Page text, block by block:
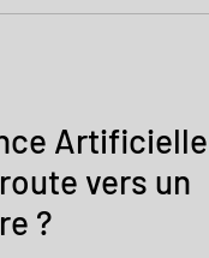
Artificielle
vers un
?